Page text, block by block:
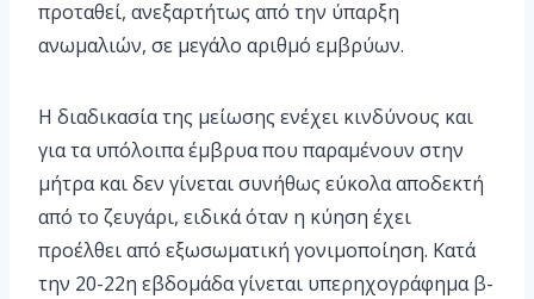
προταθεί, ανεξαρτήτως από την ύπαρξη
ανωμαλιών, σε μεγάλο αριθμό εμβρύων.
Η διαδικασία της μείωσης ενέχει κινδύνους και
για τα υπόλοιπα έμβρυα που παραμένουν στην
μήτρα και δεν γίνεται συνήθως εύκολα αποδεκτή
από το ζευγάρι, ειδικά όταν η κύηση έχει
προέλθει από εξωσωματική γονιμοποίηση. Κατά
την 20-22η εβδομάδα γίνεται υπερηχογράφημα β-